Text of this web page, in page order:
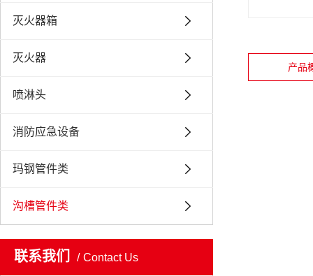
灭火器箱
灭火器
喷淋头
消防应急设备
玛钢管件类
沟槽管件类
联系我们 Contact Us
产品